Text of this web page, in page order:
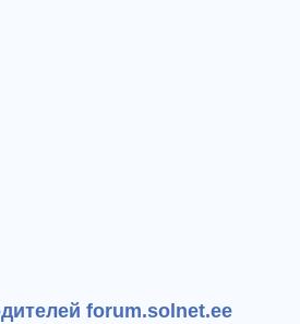
forum.solnet.ee